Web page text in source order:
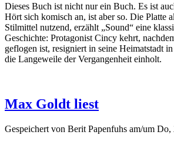
Dieses Buch ist nicht nur ein Buch. Es ist
Hört sich komisch an, ist aber so. Die Platte
Stilmittel nutzend, erzählt „Sound“ eine
Geschichte: Protagonist Cincy kehrt,
geflogen ist, resigniert in seine Heimatstadt
die Langeweile der Vergangenheit einholt.
Max Goldt liest
Gespeichert von Berit Papenfuhs am/um Do,